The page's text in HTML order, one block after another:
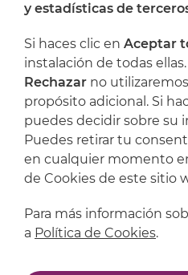
Dónde encontrarnos
Artijoc
Soporte
y estadísticas de
Si haces clic en Aceptar
instalación de todas
Rechazar no
propósito adicional. Si
puedes decidir sobre su
Puedes retirar tu
en cualquier momento
de Cookies de este sitio
Para más información
a Política de Cookies.